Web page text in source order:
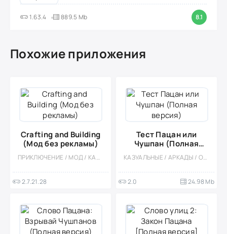
1.63.4 889.5 Mb 8.1
Похожие приложения
Crafting and Building
(Мод без рекламы)
ПРИКЛЮЧЕНИЕ / МОД / КАЗУАЛЬНЫЕ / ОФЛАЙН / ОДНОПОЛЬЗОВАТЕЛЬСКИЕ / ПЕСОЧНИЦЫ / СИМУЛЯТОРЫ / СТИЛИЗАЦИЯ / ПИКСЕЛЬНАЯ
2.7.21.28
Тест Пацан или
Чушпан (Полная
версия)
КАЗУАЛЬНЫЕ / АРКАДЫ / ОДНОПОЛЬЗОВАТЕЛЬСКИЕ / ВСТРОЕННЫЙ КЕШ / МАЛЕНЬКАЯ
2.0 24.98 Mb